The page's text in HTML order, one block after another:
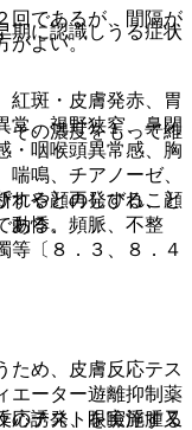
期に認識しうる症状
紅斑・皮膚発赤、胃
常、視野狭窄、鼻閉
・咽喉頭異常感、胸
鳴、チアノーゼ、
れや顔のしびれ、顔
動悸、頻脈、不整
等〔８．３、８．４
誘発、眼瞼浮腫又
回であるが、間隔が
がよい。
その濃度をもって維
すると再発すること
る。
ため、皮膚反応テス
エーター遊離抑制薬
応テストを実施する